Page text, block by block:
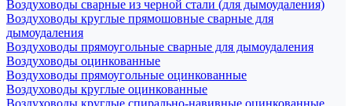
Воздуховоды сварные из черной стали (для дымоудаления)
Воздуховоды круглые прямошовные сварные для
дымоудаления
Воздуховоды прямоугольные сварные для дымоудаления
Воздуховоды оцинкованные
Воздуховоды прямоугольные оцинкованные
Воздуховоды круглые оцинкованные
Воздуховоды круглые спирально-навивные оцинкованные